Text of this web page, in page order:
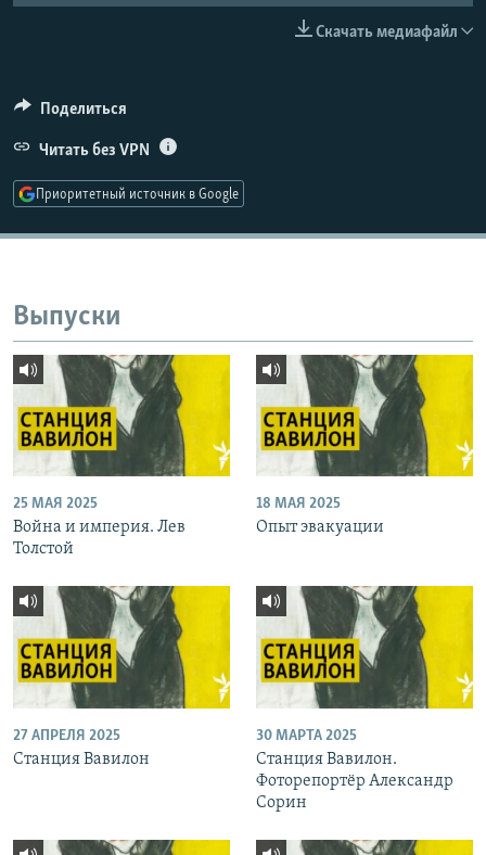
СОЦИАЛЬНЫЕ СЕТИ
Скачать медиафайл
Поделиться
Читать без VPN
Приоритетный источник в Google
Выпуски
25 МАЯ 2025
Война и империя. Лев
Толстой
18 МАЯ 2025
Опыт эвакуации
27 АПРЕЛЯ 2025
Станция Вавилон
30 МАРТА 2025
Станция Вавилон.
Фоторепортёр Александр
Сорин